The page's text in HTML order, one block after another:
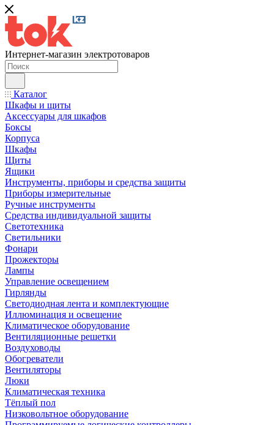
Интернет-магазин электротоваров
Каталог
Шкафы и щиты
Аксессуары для шкафов
Боксы
Корпуса
Шкафы
Щиты
Ящики
Инструменты, приборы и средства защиты
Приборы измерительные
Ручные инструменты
Средства индивидуальной защиты
Светотехника
Светильники
Фонари
Прожекторы
Лампы
Управление освещением
Гирлянды
Светодиодная лента и комплектующие
Иллюминация и освещение
Климатическое оборудование
Вентиляционные решетки
Воздуховоды
Обогреватели
Вентиляторы
Люки
Климатическая техника
Тёплый пол
Низковольтное оборудование